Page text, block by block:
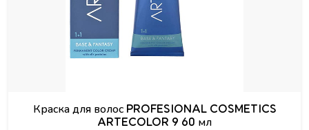
Краска для волос PROFESIONAL COSMETICS
ARTECOLOR 9 60 мл